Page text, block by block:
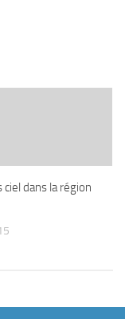
ciel dans la région